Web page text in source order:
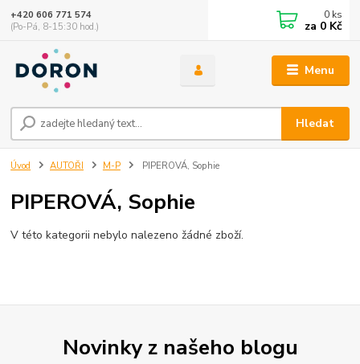
Menu
Hledat
+420 606 771 574
(Po-Pá, 8-15:30 hod.)
0 ks
za 0 Kč
Úvod AUTOŘI M-P PIPEROVÁ, Sophie
PIPEROVÁ, Sophie
V této kategorii nebylo nalezeno žádné zboží.
Novinky z našeho blogu